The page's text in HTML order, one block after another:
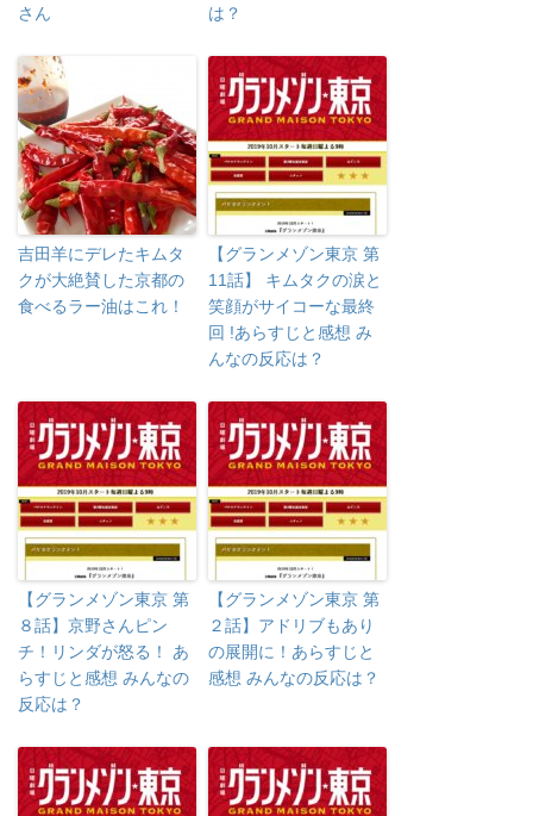
さん
は？
吉田羊にデレたキムタ
クが大絶賛した京都の
食べるラー油はこれ！
【グランメゾン東京 第
11話】 キムタクの涙と
笑顔がサイコーな最終
回 !あらすじと感想 み
んなの反応は？
【グランメゾン東京 第
８話】京野さんピン
チ！リンダが怒る！ あ
らすじと感想 みんなの
反応は？
【グランメゾン東京 第
２話】アドリブもあり
の展開に！あらすじと
感想 みんなの反応は？